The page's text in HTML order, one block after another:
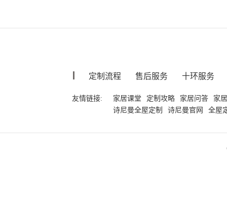
定制流程 售后服务 十环服务
友情链接: 家居课堂 定制攻略 家居问答
家
诗尼曼全屋定制
诗尼曼官网 全屋